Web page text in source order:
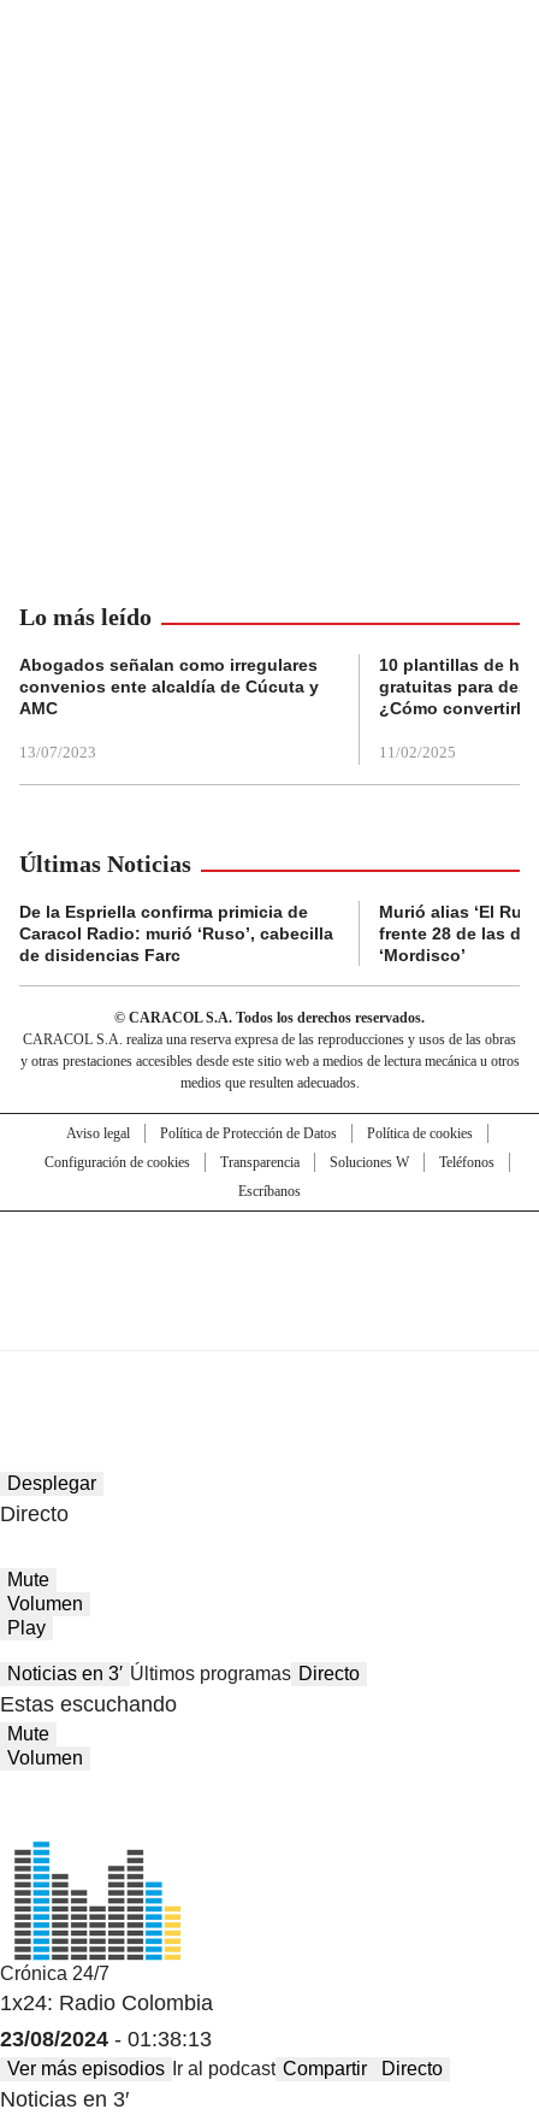
Lo más leído
Abogados señalan como irregulares
convenios ente alcaldía de Cúcuta y
AMC
13/07/2023
10 plantillas de
gratuitas para
¿Cómo convertirla
11/02/2025
Últimas Noticias
De la Espriella confirma primicia de
Caracol Radio: murió ‘Ruso’, cabecilla
de disidencias Farc
Murió alias ‘El
frente 28 de las
‘Mordisco’
© CARACOL S.A. Todos los derechos reservados.
CARACOL S.A. realiza una reserva expresa de las reproducciones y usos de las obras
y otras prestaciones accesibles desde este sitio web a medios de lectura mecánica u otros
medios que resulten adecuados.
Aviso legal Política de Protección de Datos
Política de cookies
Configuración de cookies
Transparencia Soluciones W
Teléfonos
Escríbanos
Desplegar
Directo
Mute
Volumen
Play
Noticias en 3′ Últimos programas Directo
Estas escuchando
Mute
Volumen
Crónica 24/7
1x24: Radio Colombia
23/08/2024 - 01:38:13
Ver más episodios Ir al podcast Compartir Directo
Noticias en 3′